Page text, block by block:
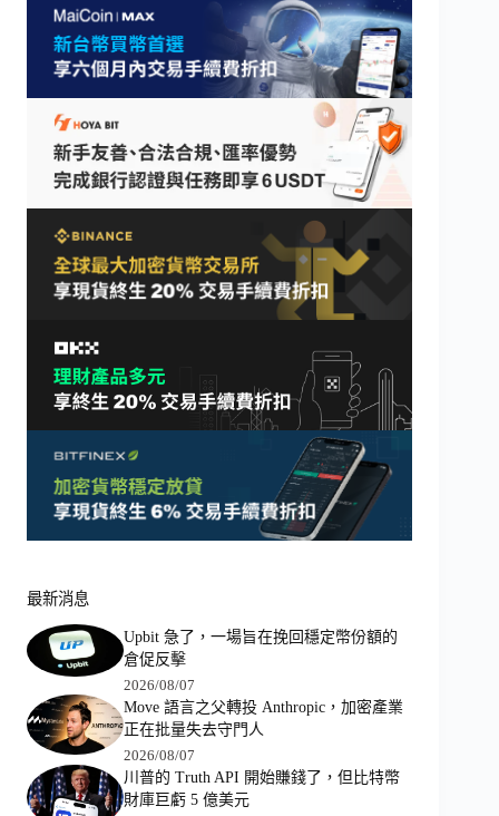
最新消息
Upbit 急了，一場旨在挽回穩定幣份額的
倉促反擊
2026/08/07
Move 語言之父轉投 Anthropic，加密產業
正在批量失去守門人
2026/08/07
川普的 Truth API 開始賺錢了，但比特幣
財庫巨虧 5 億美元